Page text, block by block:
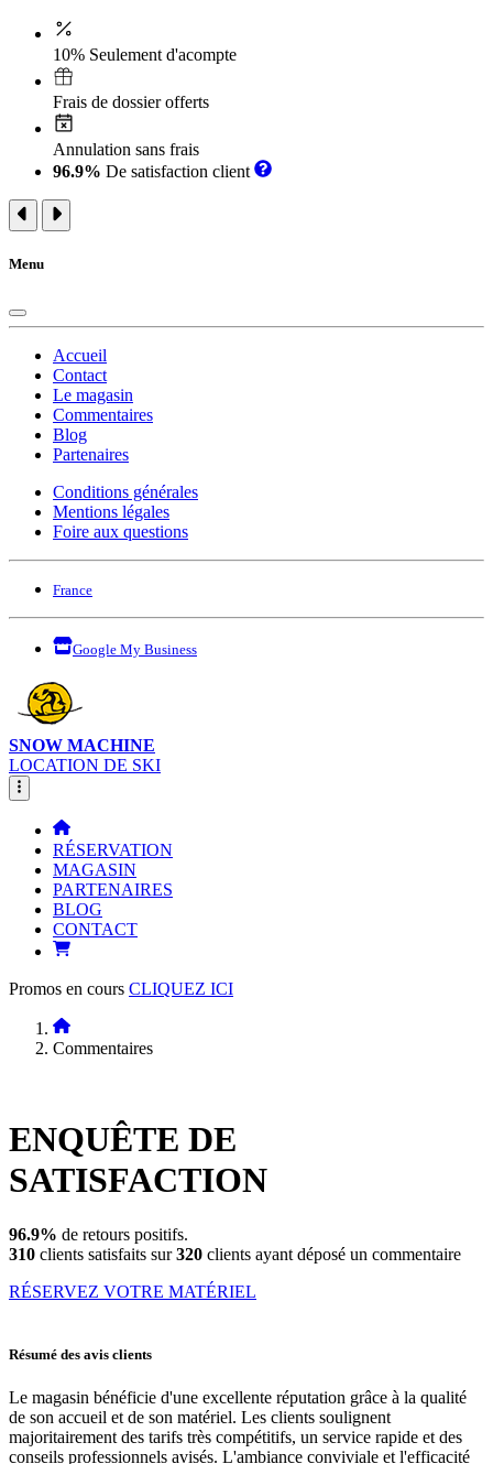
10% Seulement d'acompte
Frais de dossier offerts
Annulation sans frais
96.9% De satisfaction client
Menu
Accueil
Contact
Le magasin
Commentaires
Blog
Partenaires
Conditions générales
Mentions légales
Foire aux questions
France
Google My Business
SNOW MACHINE
LOCATION DE SKI
RÉSERVATION
MAGASIN
PARTENAIRES
BLOG
CONTACT
Promos en cours CLIQUEZ ICI
Commentaires
ENQUÊTE DE
SATISFACTION
96.9% de retours positifs.
310 clients satisfaits sur320 clients ayant déposé un commentaire
RÉSERVEZ VOTRE MATÉRIEL
Résumé des avis clients
Le magasin bénéficie d'une excellente réputation grâce à la qualité
de son accueil et de son matériel. Les clients soulignent
majoritairement des tarifs très compétitifs, un service rapide et des
conseils professionnels avisés. L'ambiance conviviale et l'efficacité